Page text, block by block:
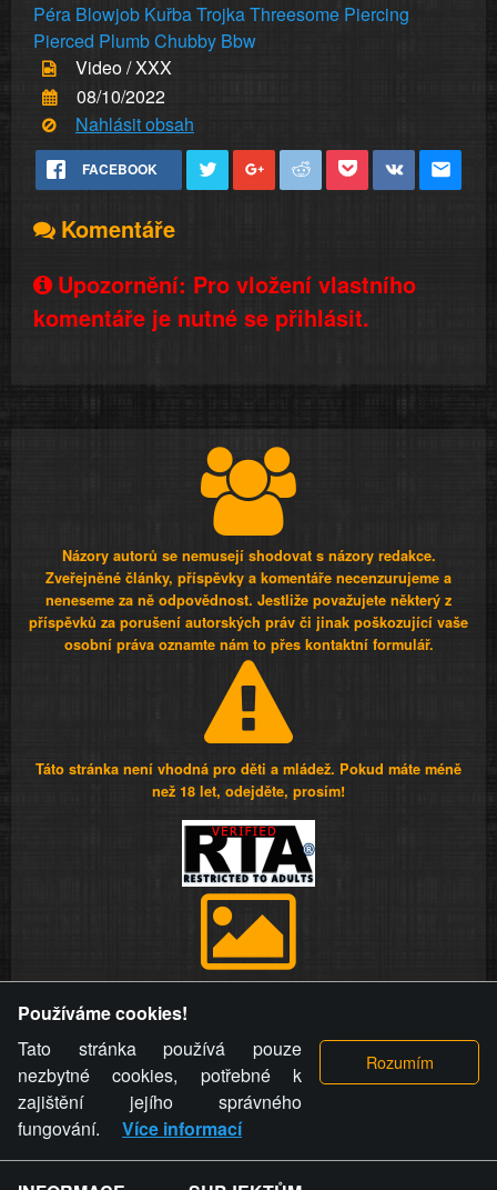
Péra Blowjob KuřbaTrojkaThreesome Piercing
Pierced PlumbChubby Bbw
Video / XXX
08/10/2022
Nahlásit obsah
FACEBOOK
Komentáře
Upozornění: Pro vložení vlastního
komentáře je nutné se přihlásit.
Názory autorů se nemusejí shodovat s názory redakce.
Zveřejněné články, příspěvky a komentáře necenzurujeme a
neneseme za ně odpovědnost. Jestliže považujete některý z
příspěvků za porušení autorských práv či jinak poškozující vaše
osobní práva oznamte nám to přes kontaktní formulář.
Táto stránka není vhodná pro děti a mládež. Pokud máte méně
než 18 let, odejděte, prosím!
videa a komentáře. Osoba, které se toto opatření provozovatele
stránky týče, ani osoba, která umístila fotografii nebo video na
stránku, nemůže z důvodu odstranění fotografie, videa nebo
komentáře pro výše uvedenou okolnost uplatnit vůči
provozovateli stránky žádný nárok na náhradu škody nebo
nemajetkové újmy.
Používáme cookies!
Tato stránka používá pouze
nezbytné cookies, potřebné k
zajištění jejího správného
fungování.
Více informací